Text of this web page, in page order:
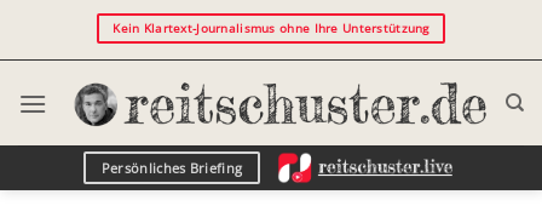
Kein Klartext-Journalismus ohne Ihre Unterstützung
Persönliches Briefing